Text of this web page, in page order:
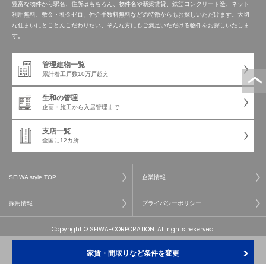
豊富な物件から駅名、住所はもちろん、物件名や新築賃貸、鉄筋コンクリート造、ネット
利用無料、敷金・礼金ゼロ、仲介手数料無料などの特徴からもお探しいただけます。大切
な住まいにとことんこだわりたい、そんな方にもご満足いただける物件をお探しいたしま
す。
管理建物一覧
累計着工戸数10万戸超え
生和の管理
企画・施工から 入居管理まで
支店一覧
全国に12カ所
SEIWA style TOP 企業情報
採用情報 プライバシーポリシー
Copyright © SEIWA-CORPORATION. All rights reserved.
家賃・間取りなど条件を変更